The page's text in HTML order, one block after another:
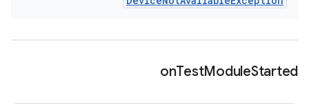
onTestModuleStarted